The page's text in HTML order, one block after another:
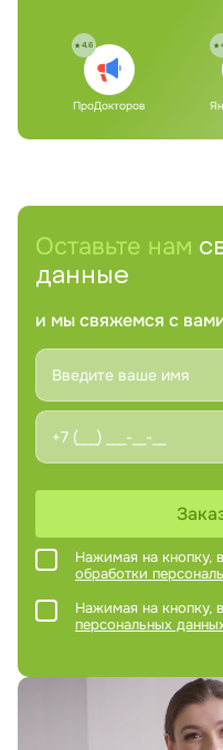
4.6
ПроДокторов
Оставьте нам
данные
и мы свяжемся с
Нажимая на кнопку,
обработки
Нажимая на кнопку,
персональных